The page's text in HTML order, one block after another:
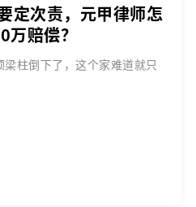
定次责，元甲律师怎
赔偿？
柱倒下了，这个家难道就只